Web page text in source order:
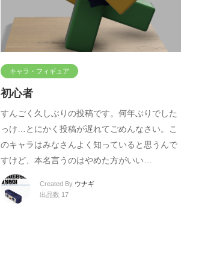
キャラ・フィギュア
初心者
すんごく久しぶりの投稿です。何年ぶりでした
っけ…とにかく投稿が遅れてごめんなさい。こ
のキャラはみなさんよく知っていると思うんで
すけど、本名言うのはやめた方がいい…
Created By ウナギ
出品数 17